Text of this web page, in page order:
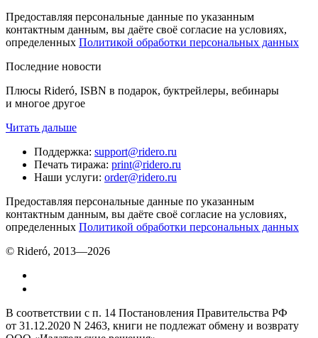
Предоставляя персональные данные по указанным
контактным данным, вы даёте своё согласие на условиях,
определенных Политикой обработки персональных данных
Последние новости
Плюсы Rideró, ISBN в подарок, буктрейлеры, вебинары
и многое другое
Читать дальше
Поддержка: support@ridero.ru
Печать тиража: print@ridero.ru
Наши услуги: order@ridero.ru
Предоставляя персональные данные по указанным
контактным данным, вы даёте своё согласие на условиях,
определенных Политикой обработки персональных данных
© Rideró, 2013—2026
В соответствии с п. 14 Постановления Правительства РФ
от 31.12.2020 N 2463, книги не подлежат обмену и возврату